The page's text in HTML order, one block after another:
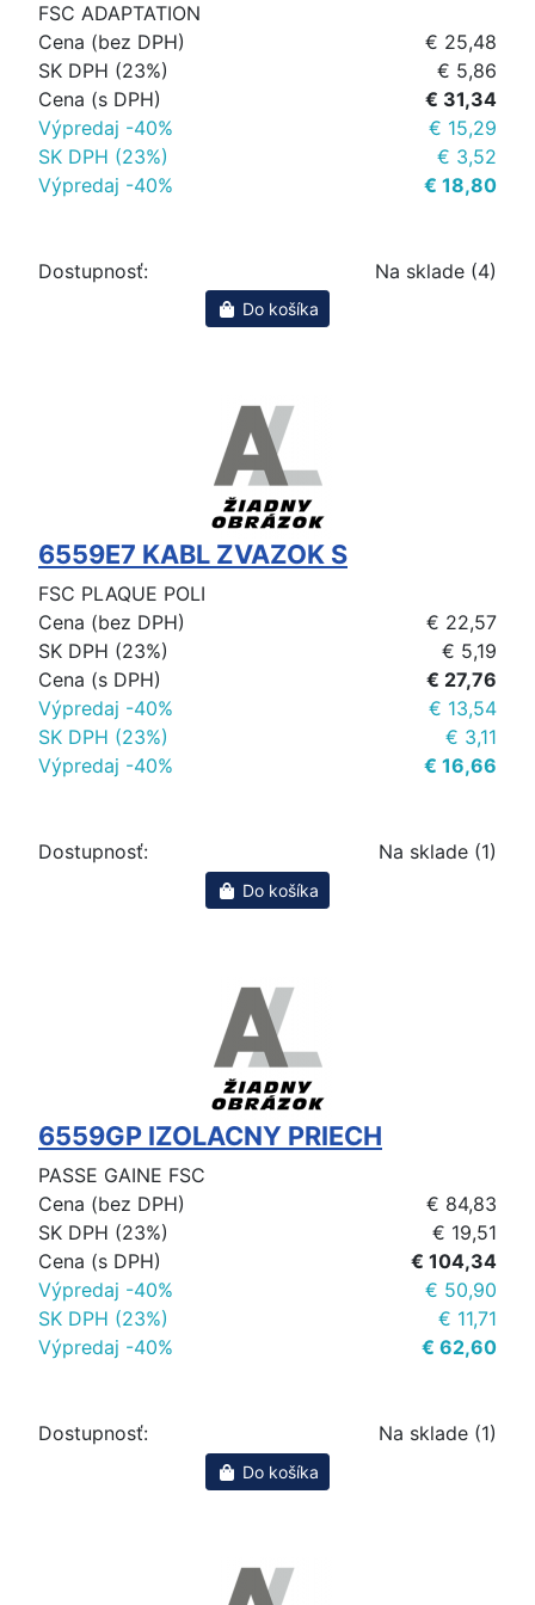
FSC ADAPTATION
Cena (bez DPH)
€ 25,48
SK DPH (23%)
€ 5,86
Cena (s DPH)
€ 31,34
Výpredaj -40%
€ 15,29
SK DPH (23%)
€ 3,52
Výpredaj -40%
€ 18,80
Dostupnosť: Na sklade (4)
Do košíka
6559E7 KABL ZVAZOK S
FSC PLAQUE POLI
Cena (bez DPH)
€ 22,57
SK DPH (23%)
€ 5,19
Cena (s DPH)
€ 27,76
Výpredaj -40%
€ 13,54
SK DPH (23%)
€ 3,11
Výpredaj -40%
€ 16,66
Dostupnosť: Na sklade (1)
Do košíka
6559GP IZOLACNY PRIECH
PASSE GAINE FSC
Cena (bez DPH)
€ 84,83
SK DPH (23%)
€ 19,51
Cena (s DPH)
€ 104,34
Výpredaj -40%
€ 50,90
SK DPH (23%)
€ 11,71
Výpredaj -40%
€ 62,60
Dostupnosť: Na sklade (1)
Do košíka